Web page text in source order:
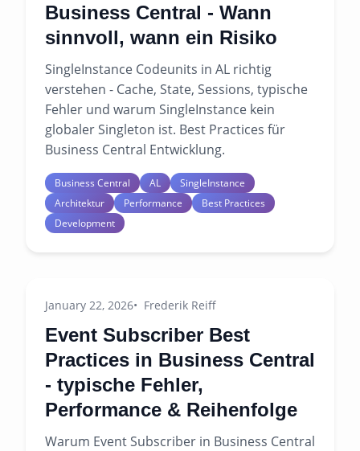
Business Central - Wann
sinnvoll, wann ein Risiko
SingleInstance Codeunits in AL richtig
verstehen - Cache, State, Sessions, typische
Fehler und warum SingleInstance kein
globaler Singleton ist. Best Practices für
Business Central Entwicklung.
Business Central AL
SingleInstance
Architektur
Performance
Best Practices
Development
January 22, 2026 Frederik Reiff
Event Subscriber Best
Practices in Business Central
- typische Fehler,
Performance & Reihenfolge
Warum Event Subscriber in Business Central